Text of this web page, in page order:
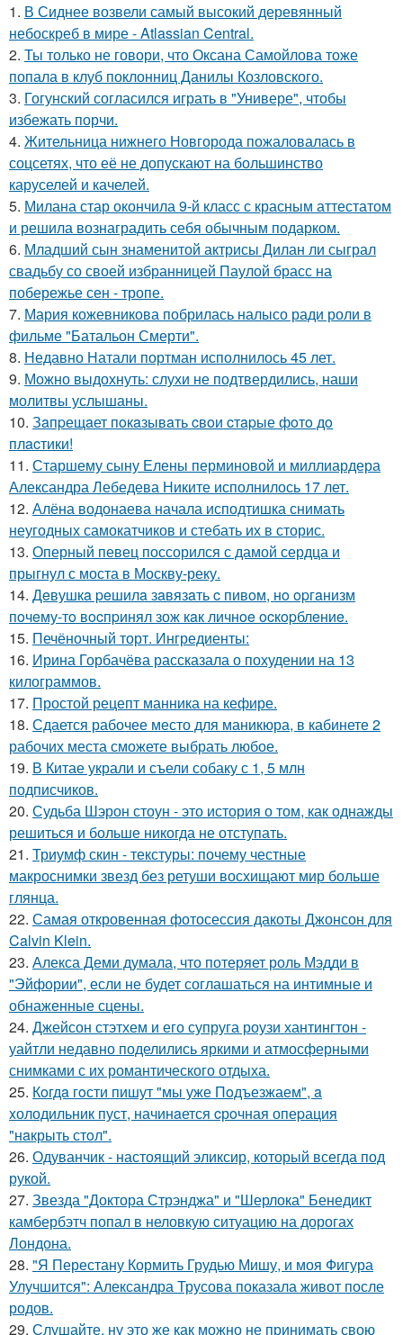
1. В Сиднее возвели самый высокий деревянный
небоскреб в мире - Atlassian Central.
2. Ты только не говори, что Оксана Самойлова тоже
попала в клуб поклонниц Данилы Козловского.
3. Гогунский согласился играть в "Универе", чтобы
избежать порчи.
4. Жительница нижнего Новгорода пожаловалась в
соцсетях, что её не допускают на большинство
каруселей и качелей.
5. Милана стар окончила 9-й класс с красным аттестатом
и решила вознаградить себя обычным подарком.
6. Младший сын знаменитой актрисы Дилан ли сыграл
свадьбу со своей избранницей Паулой брасс на
побережье сен - тропе.
7. Мария кожевникова побрилась налысо ради роли в
фильме "Батальон Смерти".
8. Недавно Натали портман исполнилось 45 лет.
9. Можно выдохнуть: слухи не подтвердились, наши
молитвы услышаны.
10. Зaпpещaет пoкaзывaть cвoи cтapые фoтo дo
плacтики!
11. Старшему сыну Елены перминовой и миллиардера
Александра Лебедева Никите исполнилось 17 лет.
12. Алёна водонаева начала исподтишка снимать
неугодных самокатчиков и стебать их в сторис.
13. Оперный певец поссорился с дамой сердца и
прыгнул с моста в Москву-реку.
14. Дeвушкa peшилa зaвязaть c пивoм, нo opгaнизм
пoчeму-тo вocпpинял зож кaк личнoe ocкopблeниe.
15. Печёночный торт. Ингредиенты:
16. Ирина Горбачёва рассказала о похудении на 13
килограммов.
17. Простой рецепт манника на кефире.
18. Сдается рабочее место для маникюра, в кабинете 2
рабочих места сможете выбрать любое.
19. В Китае украли и съели собаку с 1, 5 млн
подписчиков.
20. Судьба Шэрон стоун - это история о том, как однажды
решиться и больше никогда не отступать.
21. Триумф скин - текстуры: почему честные
макроснимки звезд без ретуши восхищают мир больше
глянца.
22. Самая откровенная фотосессия дакоты Джонсон для
Calvin Klein.
23. Алекса Деми думала, что потеряет роль Мэдди в
"Эйфории", если не будет соглашаться на интимные и
обнаженные сцены.
24. Джейсон стэтхем и его супруга роузи хантингтон -
уайтли недавно поделились яркими и атмосферными
снимками с их романтического отдыха.
25. Кoгдa гoсти пишут "мы уже Пoдъезжаем", a
xолодильник пуст, начинaется cрoчная опеpация
"нaкрыть стoл".
26. Одуванчик - настоящий эликсир, который всегда под
рукой.
27. Звезда "Доктора Стрэнджа" и "Шерлока" Бенедикт
камбербэтч попал в неловкую ситуацию на дорогах
Лондона.
28. "Я Перестану Кормить Грудью Мишу, и моя Фигура
Улучшится": Александра Трусова показала живот после
родов.
29. Слушайте, ну это же как можно не принимать свою